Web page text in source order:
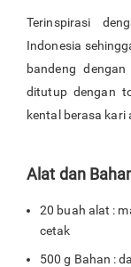
Terinspirasi
Indonesia
bandeng
ditutup dengan
kental berasa kari
Alat dan
20 buah alat :
cetak
500 g Bahan :